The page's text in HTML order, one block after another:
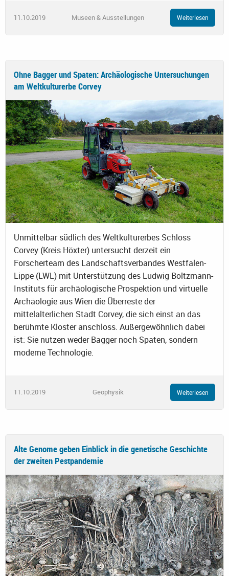
11.10.2019 Museen & Ausstellungen Weiterlesen
Ohne Bagger und Spaten: Archäologische Untersuchungen
am Weltkulturerbe Corvey
Unmittelbar südlich des Weltkulturerbes Schloss
Corvey (Kreis Höxter) untersucht derzeit ein
Forscherteam des Landschaftsverbandes Westfalen-
Lippe (LWL) mit Unterstützung des Ludwig Boltzmann-
Instituts für archäologische Prospektion und virtuelle
Archäologie aus Wien die Überreste der
mittelalterlichen Stadt Corvey, die sich einst an das
berühmte Kloster anschloss. Außergewöhnlich dabei
ist: Sie nutzen weder Bagger noch Spaten, sondern
moderne Technologie.
11.10.2019 Geophysik Weiterlesen
Alte Genome geben Einblick in die genetische Geschichte
der zweiten Pestpandemie